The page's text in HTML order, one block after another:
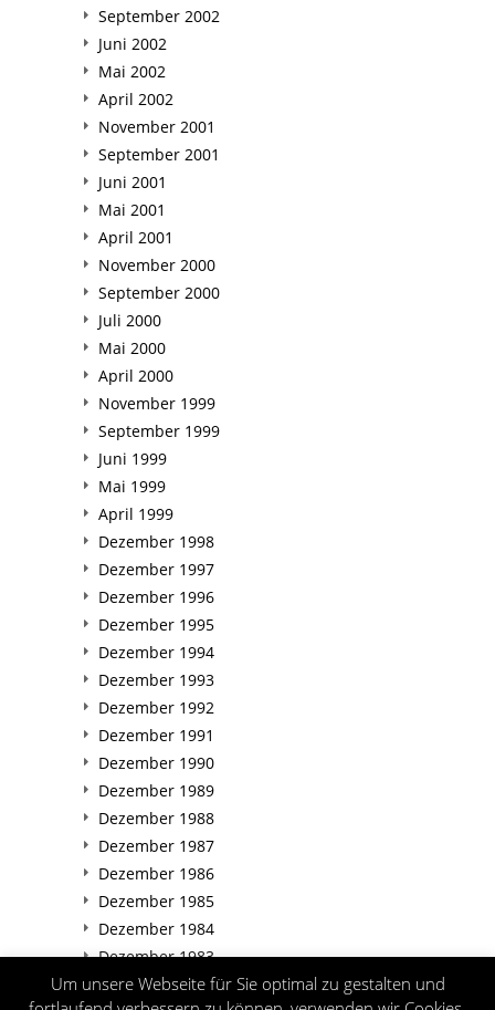
September 2002
Juni 2002
Mai 2002
April 2002
November 2001
September 2001
Juni 2001
Mai 2001
April 2001
November 2000
September 2000
Juli 2000
Mai 2000
April 2000
November 1999
September 1999
Juni 1999
Mai 1999
April 1999
Dezember 1998
Dezember 1997
Dezember 1996
Dezember 1995
Dezember 1994
Dezember 1993
Dezember 1992
Dezember 1991
Dezember 1990
Dezember 1989
Dezember 1988
Dezember 1987
Dezember 1986
Dezember 1985
Dezember 1984
Dezember 1983
Dezember 1982
Um unsere Webseite für Sie optimal zu gestalten und